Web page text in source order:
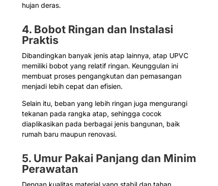
hujan deras.
4. Bobot Ringan dan Instalasi
Praktis
Dibandingkan banyak jenis atap lainnya, atap UPVC
memiliki bobot yang relatif ringan. Keunggulan ini
membuat proses pengangkutan dan pemasangan
menjadi lebih cepat dan efisien.
Selain itu, beban yang lebih ringan juga mengurangi
tekanan pada rangka atap, sehingga cocok
diaplikasikan pada berbagai jenis bangunan, baik
rumah baru maupun renovasi.
5. Umur Pakai Panjang dan Minim
Perawatan